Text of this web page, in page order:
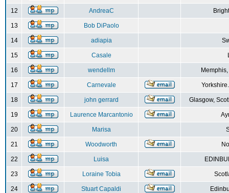
12 AndreaC
13 Bob DiPaolo
14 adiapia
15 Casale
16 wendellm
17 Carnevale
18 john gerrard Glasgow,
19 Laurence Marcantonio
20 Marisa
21 Woodworth
22 Luisa
23 Loraine Tobia
24 Stuart Capaldi